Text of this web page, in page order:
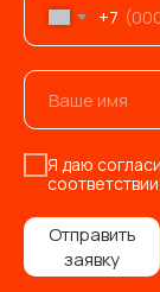
+7
Я даю
Отправить
заявку